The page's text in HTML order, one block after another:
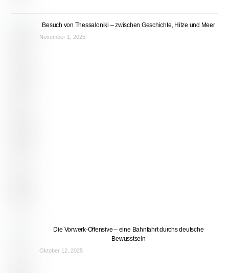
Besuch von Thessaloniki – zwischen Geschichte, Hitze und Meer
November 1, 2025
Die Vorwerk-Offensive – eine Bahnfahrt durchs deutsche
Bewusstsein
Oktober 12, 2025